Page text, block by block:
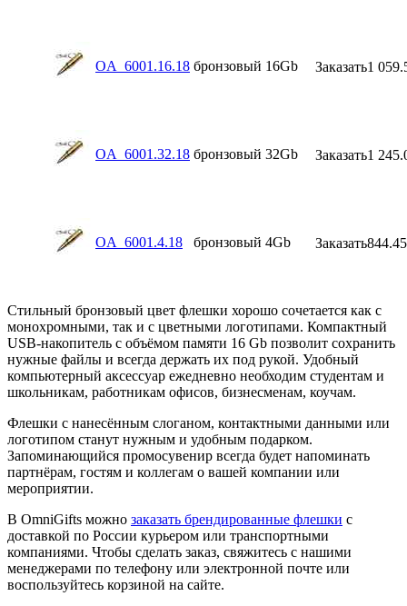
OA_6001.16.18 бронзовый 16Gb Заказать1
OA_6001.32.18 бронзовый 32Gb Заказать1
OA_6001.4.18 бронзовый 4Gb Заказать844.45
Стильный бронзовый цвет флешки хорошо сочетается как с
монохромными, так и с цветными логотипами. Компактный
USB-накопитель с объёмом памяти 16 Gb позволит сохранить
нужные файлы и всегда держать их под рукой. Удобный
компьютерный аксессуар ежедневно необходим студентам и
школьникам, работникам офисов, бизнесменам, коучам.
Флешки с нанесённым слоганом, контактными данными или
логотипом станут нужным и удобным подарком.
Запоминающийся промосувенир всегда будет напоминать
партнёрам, гостям и коллегам о вашей компании или
мероприятии.
В OmniGifts можно заказать брендированные флешки с
доставкой по России курьером или транспортными
компаниями. Чтобы сделать заказ, свяжитесь с нашими
менеджерами по телефону или электронной почте или
воспользуйтесь корзиной на сайте.